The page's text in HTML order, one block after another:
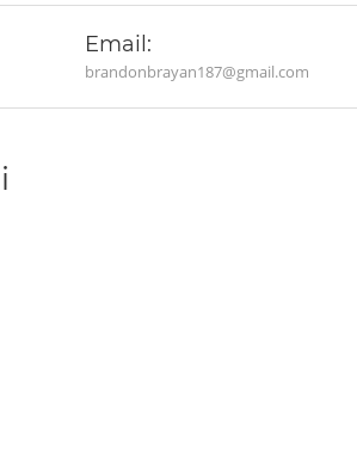
Email:
brandonbrayan187@gmail.com